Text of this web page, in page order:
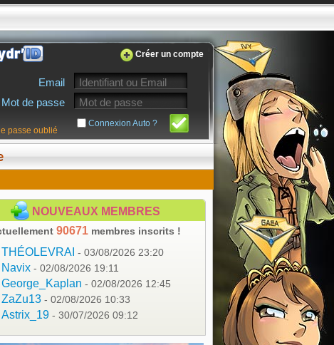
Créer un compte
Email
Mot de passe
Connexion Auto ?
passe oublié
NOUVEAUX MEMBRES
90671 membres inscrits !
THÉOLEVRAI - 03/08/2026 23:20
Navix - 02/08/2026 19:11
George_Kaplan - 02/08/2026 12:45
ZaZu13 - 02/08/2026 10:33
Astrix_19 - 30/07/2026 09:12